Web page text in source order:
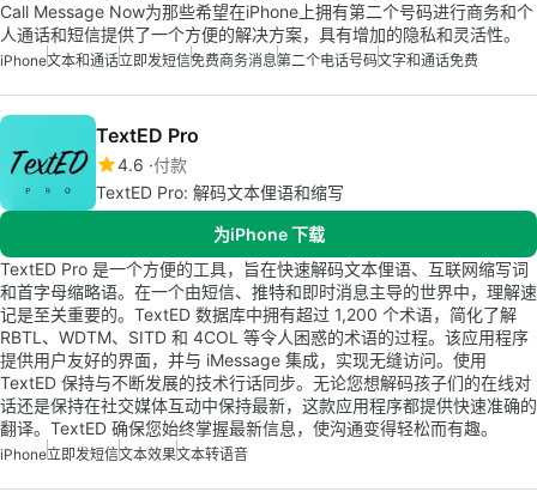
Call Message Now为那些希望在iPhone上拥有第二个号码进行商务和个
人通话和短信提供了一个方便的解决方案，具有增加的隐私和灵活性。
iPhone文本和通话立即发短信免费商务消息第二个电话号码文字和通话免费
TextED Pro
4.6 付款
TextED Pro: 解码文本俚语和缩写
为iPhone 下载
TextED Pro 是一个方便的工具，旨在快速解码文本俚语、互联网缩写词
和首字母缩略语。在一个由短信、推特和即时消息主导的世界中，理解速
记是至关重要的。TextED 数据库中拥有超过 1,200 个术语，简化了解
RBTL、WDTM、SITD 和 4COL 等令人困惑的术语的过程。该应用程序
提供用户友好的界面，并与 iMessage 集成，实现无缝访问。使用
TextED 保持与不断发展的技术行话同步。无论您想解码孩子们的在线对
话还是保持在社交媒体互动中保持最新，这款应用程序都提供快速准确的
翻译。TextED 确保您始终掌握最新信息，使沟通变得轻松而有趣。
iPhone立即发短信文本效果文本转语音